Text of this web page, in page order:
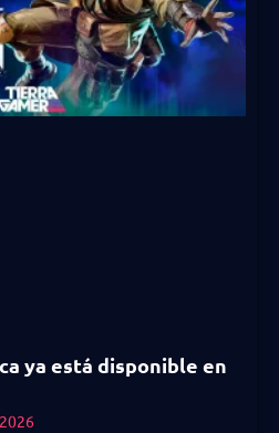
ya está disponible en